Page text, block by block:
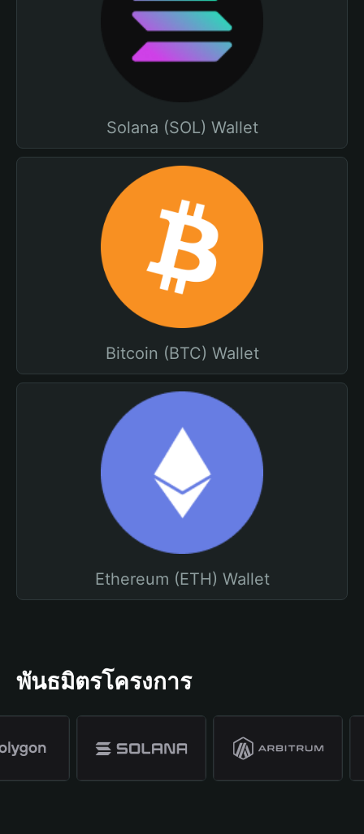
Solana (SOL) Wallet
Bitcoin (BTC) Wallet
Ethereum (ETH) Wallet
พันธมิตรโครงการ